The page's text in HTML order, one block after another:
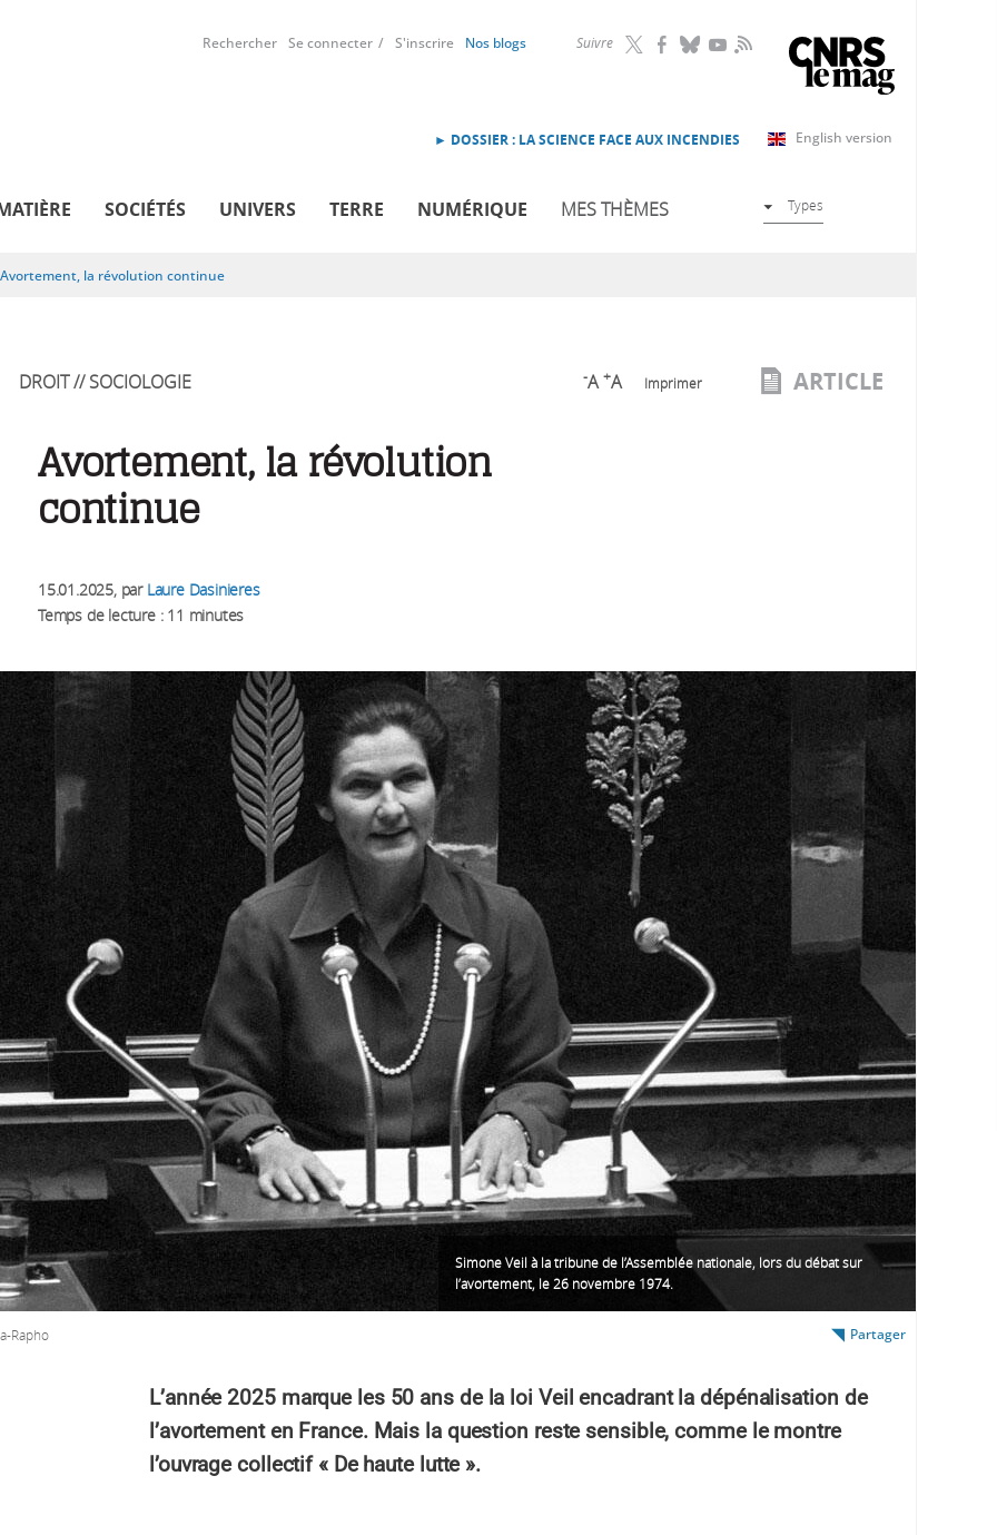
Suivre RSS
Rechercher Se connecter S'inscrire Nos blogs
English version
► DOSSIER : LA SCIENCE FACE AUX INCENDIES
SOCIÉTÉS UNIVERS TERRE NUMÉRIQUE MES THÈMES Types
Avortement, la révolution continue
DROIT // SOCIOLOGIE -A +A Imprimer ARTICLE
Avortement, la révolution
continue
15.01.2025, par Laure Dasinieres
Temps de lecture : 11 minutes
Simone Veil à la tribune de l’Assemblée nationale, lors du débat sur
l’avortement, le 26 novembre 1974.
Rapho Partager
L’année 2025 marque les 50 ans de la loi Veil encadrant la dépénalisation de
l’avortement en France. Mais la question reste sensible, comme le montre
l’ouvrage collectif « De haute lutte ».